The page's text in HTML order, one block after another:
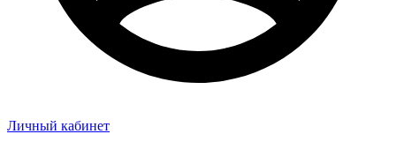
Личный кабинет